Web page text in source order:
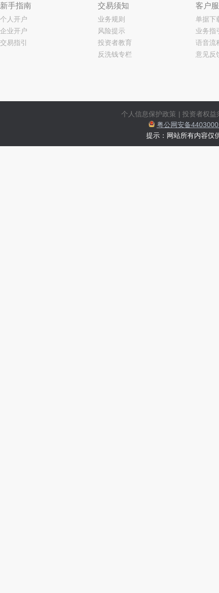
新手指南
个人开户
企业开户
交易指引
交易须知
业务规则
风险提示
投资者教育
反洗钱专栏
客户
单据下
业务指
语音流
意见反
个人信息保护政策 | 投资者权益
粤公网安备
提示：网站所有内容仅